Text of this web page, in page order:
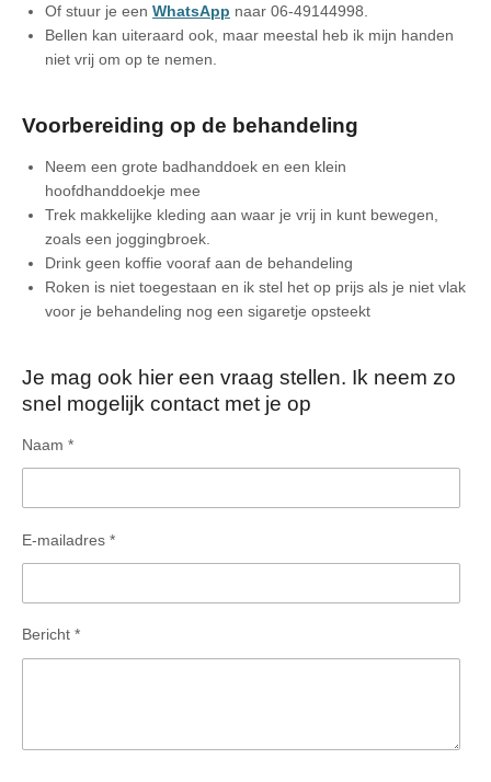
Of stuur je een WhatsApp naar 06-49144998.
Bellen kan uiteraard ook, maar meestal heb ik mijn handen
niet vrij om op te nemen.
Voorbereiding op de behandeling
Neem een grote badhanddoek en een klein
hoofdhanddoekje mee
Trek makkelijke kleding aan waar je vrij in kunt bewegen,
zoals een joggingbroek.
Drink geen koffie vooraf aan de behandeling
Roken is niet toegestaan en ik stel het op prijs als je niet vlak
voor je behandeling nog een sigaretje opsteekt
Je mag ook hier een vraag stellen. Ik neem zo
snel mogelijk contact met je op
Naam *
E-mailadres *
Bericht *